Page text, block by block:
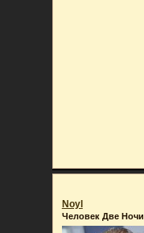
Noyl
Человек Две Ночи